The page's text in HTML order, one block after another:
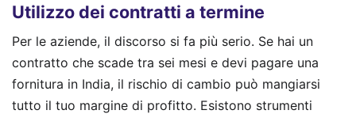
Utilizzo dei contratti a termine
Per le aziende, il discorso si fa più serio. Se hai un
contratto che scade tra sei mesi e devi pagare una
fornitura in India, il rischio di cambio può mangiarsi
tutto il tuo margine di profitto. Esistono strumenti